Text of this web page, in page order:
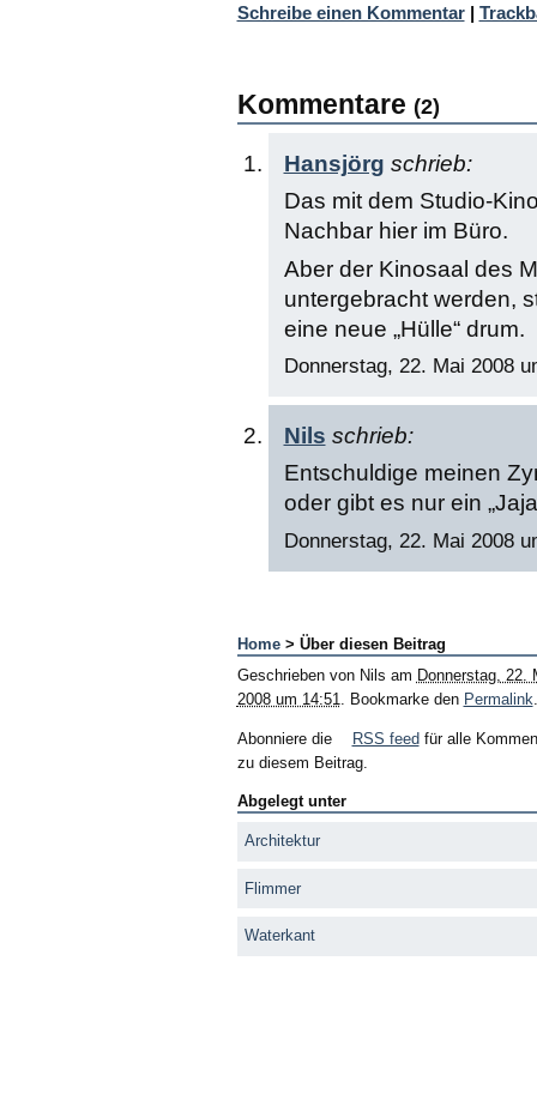
Schreibe einen Kommentar |
Kommentare (2)
Hansjörg schrieb:
Das mit dem Studio-
Nachbar hier im Büro.
Aber der Kinosaal des
untergebracht werden,
eine neue „Hülle“ drum.
Donnerstag, 22. Mai 2008
Nils schrieb:
Entschuldige meinen
oder gibt es nur ein
Donnerstag, 22. Mai 2008
Home> Über diesen Beitrag
Geschrieben von Nils am Donnerstag, 22.
2008 um 14:51. Bookmarke den Permalink.
Abonniere die RSS feed für alle
zu diesem Beitrag.
Abgelegt unter
Architektur
Flimmer
Waterkant